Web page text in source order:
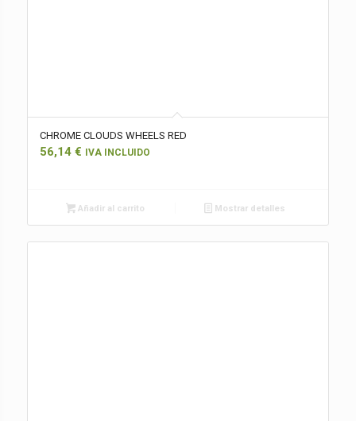
CHROME CLOUDS WHEELS RED
56,14 € IVA INCLUIDO
Añadir al carrito Mostrar detalles